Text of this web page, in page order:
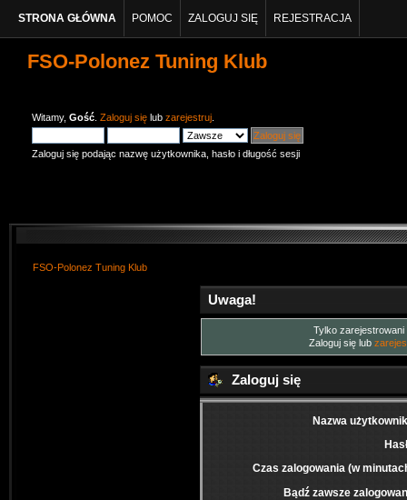
STRONA GŁÓWNA POMOC ZALOGUJ SIĘ REJESTRACJA
FSO-Polonez Tuning Klub
Witamy, Gość. Zaloguj sięlub zarejestruj.
Zaloguj się podając nazwę użytkownika, hasło i długość sesji
FSO-Polonez Tuning Klub
Uwaga!
Tylko
Zaloguj się lub
Zaloguj się
Nazwa
Czas zalogowania (w
Bądź zawsze